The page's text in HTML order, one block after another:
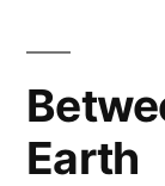
Earth